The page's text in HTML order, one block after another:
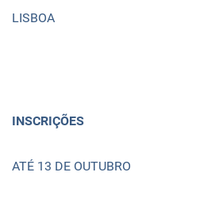
LISBOA
INSCRIÇÕES
ATÉ 13 DE OUTUBRO